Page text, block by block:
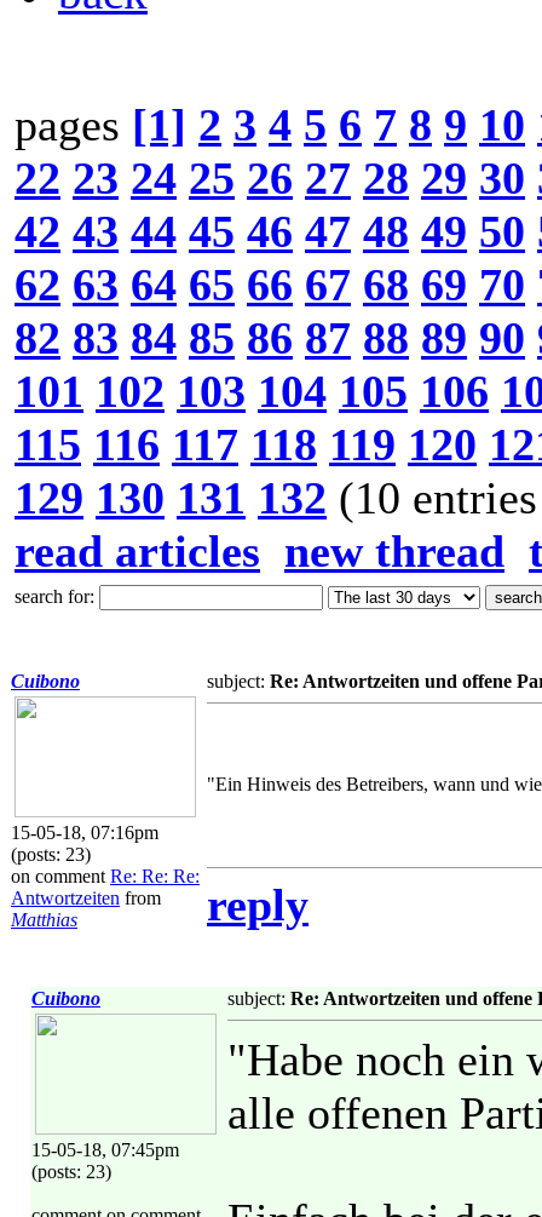
pages [1] 2 3 4 5 6 7 8 9 10
22 23 24 25 26 27 28 29 30
42 43 44 45 46 47 48 49 50
62 63 64 65 66 67 68 69 70
82 83 84 85 86 87 88 89 90
101 102 103 104 105 106
115 116 117 118 119 120
129 130 131 132 (10
read articles new thread
search for:
Cuibono
15-05-18, 07:16pm
(posts: 23)
on comment Re: Re: Re:
Antwortzeiten from
Matthias
subject: Re: Antwortzeiten und offene
"Ein Hinweis des Betreibers, wann und
reply
Cuibono
15-05-18, 07:45pm
(posts: 23)
subject: Re: Antwortzeiten und offene
"Habe noch ein
alle offenen